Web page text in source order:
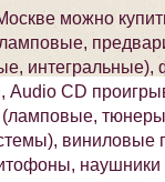
можно
интегральные),
Audio CD
виниловые
наушники